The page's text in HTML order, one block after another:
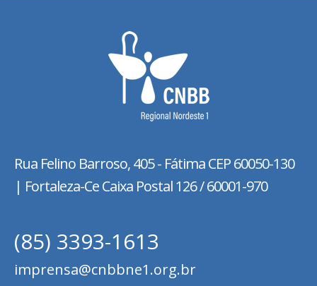
Rua Felino Barroso, 405 - FátimaCEP 60050-130
| Fortaleza-Ce Caixa Postal 126 / 60001-970
(85) 3393-1613
imprensa@cnbbne1.org.br